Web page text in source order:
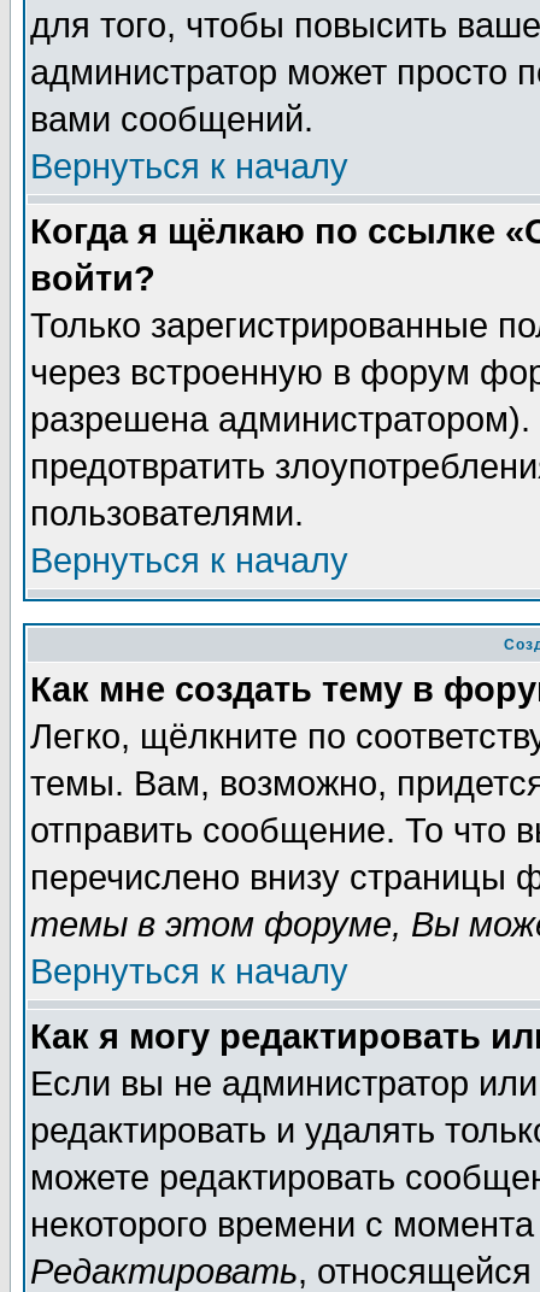
для того, чтобы повысить
администратор может просто
вами сообщений.
Вернуться к началу
Когда я щёлкаю по ссылке
войти?
Только зарегистрированные
через встроенную в форум
разрешена
предотвратить
пользователями.
Вернуться к началу
Как мне создать тему в
Легко, щёлкните по
темы. Вам, возможно,
отправить сообщение. То что
перечислено внизу страницы
темы в этом форуме, Вы
Вернуться к началу
Как я могу редактировать
Если вы не администратор
редактировать и удалять
можете редактировать
некоторого времени с
Редактировать,